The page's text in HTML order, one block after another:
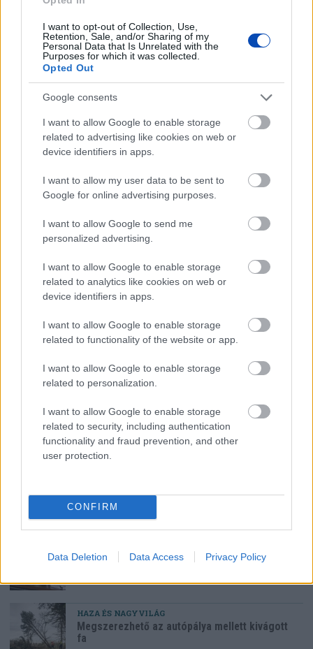
I want to opt-out of Collection, Use,
Retention, Sale, and/or Sharing of my
Personal Data that Is Unrelated with the
Purposes for which it was collected.
Opted Out
Google consents
I want to allow Google to enable storage
related to advertising like cookies on web or
device identifiers in apps.
I want to allow my user data to be sent to
Google for online advertising purposes.
I want to allow Google to send me
personalized advertising.
I want to allow Google to enable storage
related to analytics like cookies on web or
device identifiers in apps.
I want to allow Google to enable storage
related to functionality of the website or app.
I want to allow Google to enable storage
related to personalization.
I want to allow Google to enable storage
related to security, including authentication
functionality and fraud prevention, and other
user protection.
CONFIRM
Data Deletion Data Access Privacy Policy
parkolás áremelés
HOZZÁSZÓLÁSOK
Kérjük a kommentelőket, hogy tartózkodjanak az
személyiségi jogait sérthetik. Egyben felhívjuk
figyelmüket, hogy a kommentekhez tartozó IP
címeket a rendszer elraktározza.
ÖNNEK AJÁNLJUK
SZÓRAKOZÁS
BŰNÜGY ÉS BALESET
Egy bolgár kamionos mágnessel manipulálta
a pihenőidőt
Polgármesteri vétó a pluszpénzek ellen
HAZA ÉS NAGYVILÁG
Megszerezhető az autópálya mellett kivágott
fa